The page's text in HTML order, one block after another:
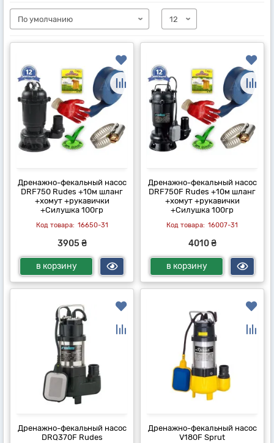
Дренажно-фекальный насос
DRF750 Rudes +10м шланг
+хомут +рукавички
+Силушка 100гр
16650-31
3905 ₴
в корзину
Дренажно-фекальный насос
DRF750F Rudes +10м шланг
+хомут +рукавички
+Силушка 100гр
16007-31
4010 ₴
в корзину
Дренажно-фекальный насос
DRQ370F Rudes
Дренажно-фекальный насос
V180F Sprut